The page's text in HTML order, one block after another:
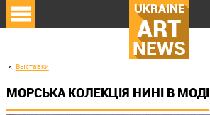
UKRAINE
ART
NEWS
Выставки
МОРСЬКА КОЛЕКЦІЯ НИНІ В МОДІ